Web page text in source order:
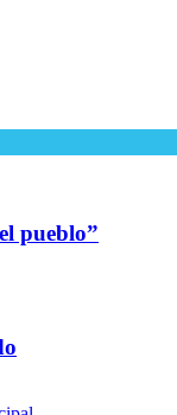
pueblo”